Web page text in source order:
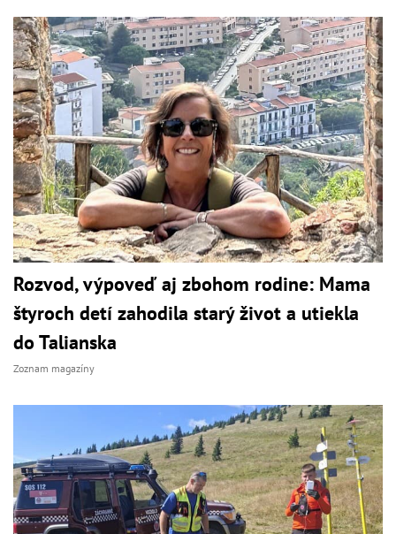
Rozvod, výpoveď aj zbohom rodine: Mama
štyroch detí zahodila starý život a utiekla
do Talianska
Zoznam magazíny